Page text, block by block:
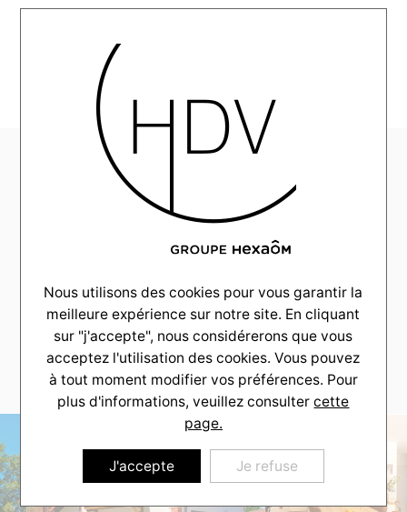
RÉALISATIONS
Villa d’élégance à
La Teste de Buch
COULEUR VILLAS
Sur un terrain paisible de 2 152 m², c’est un double
projet qui a vu le jour sur la commune de La Teste de
Buch, au bord du bassin d’Arcachon (33). Les
propriétaires y ont réalisé deux maisons à l’allure
typique des villas Arcachonnaises de 118 m².
Nous utilisons des cookies pour vous garantir la
meilleure expérience sur notre site. En cliquant
sur "j'accepte", nous considérerons que vous
acceptez l'utilisation des cookies. Vous pouvez
à tout moment modifier vos préférences. Pour
plus d'informations, veuillez consultercette
page.
J'accepte Je refuse